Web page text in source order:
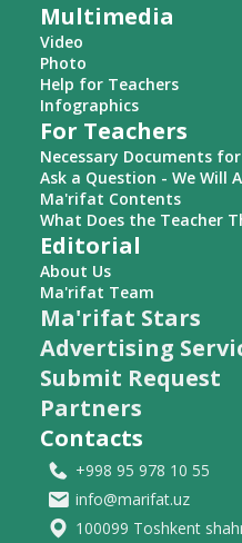
Multimedia
Video
Photo
Help for Teachers
Infographics
For Teachers
Necessary Documents
Ask a Question - We Will
Ma'rifat Contents
What Does the Teacher
Editorial
About Us
Ma'rifat Team
Ma'rifat Stars
Advertising
Submit Request
Partners
Contacts
+998 95 978 10 55
info@marifat.uz
100099 Toshkent